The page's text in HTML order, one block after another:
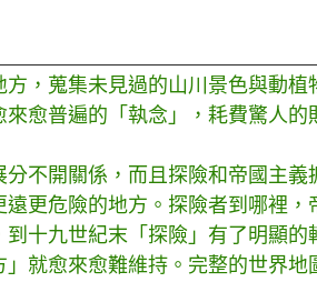
蒐集未見過的山川景色與動植
愈普遍的「執念」，耗費驚人
開關係，而且探險和帝國主義
更危險的地方。探險者到哪裡
九世紀末「探險」有了明顯的
就愈來愈難維持。完整的世界